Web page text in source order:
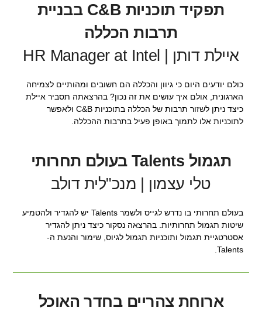
תפקיד תוכניות C&B בבניית
תרבות הכללה
איילת דותן | HR Manager at Intel
כולם יודעים היום כי גיוון והכללה הם חשובים ומהותיים לצמיחה
הארגונית, אולם איך עושים את זה נכון? בהרצאתה תסביר איילת
כיצד ניתן לשזור תרבות של הכללה בתוכניות C&B ולאפשר
לתוכניות אלו לתמוך באופן פעיל בתרבות ההכללה.
תגמול Talents בעולם תחרותי
טלי עצמון | מנכ"לית דולב
בעולם תחרותי בו נדרש לגייס ולשמר Talents יש להגדיר ולהטמיע
שיטות תגמול תחרותיות. בהרצאה נסקור כיצד ניתן להגדיר
אסטרטגיית תגמול ותוכניות תגמול לגיוס, שימור והנעת ה-
Talents.
ארוחת צהריים בחדר האוכל